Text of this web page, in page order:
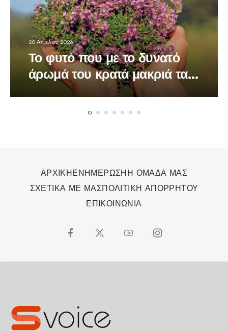
20 Απριλίου 2026
Το φυτό που με το δυνατό
άρωμά του κρατά μακριά τα
κουνούπια
ΑΡΧΙΚΗΕΝΗΜΕΡΩΣΗΗ ΟΜΑΔΑ ΜΑΣ
ΣΧΕΤΙΚΑ ΜΕ ΜΑΣΠΟΛΙΤΙΚΗ ΑΠΟΡΡΗΤΟΥ
ΕΠΙΚΟΙΝΩΝΙΑ